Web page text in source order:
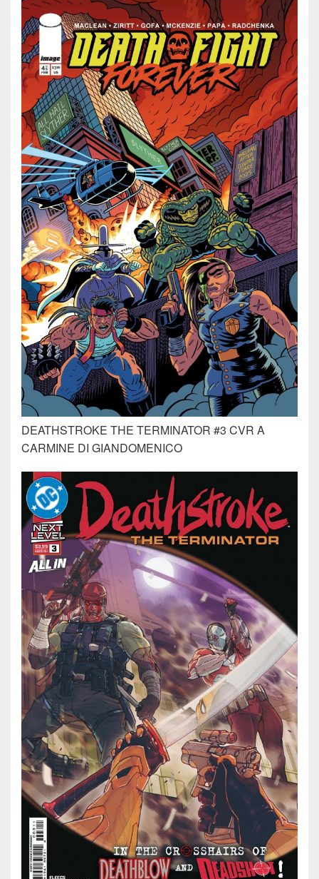
DEATHSTROKE THE TERMINATOR #3 CVR A
CARMINE DI GIANDOMENICO